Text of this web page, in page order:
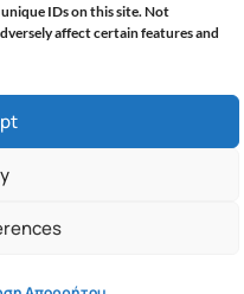
IDs on this site. Not
affect certain features and
SOLVIT I.T. SOLUTIONS &